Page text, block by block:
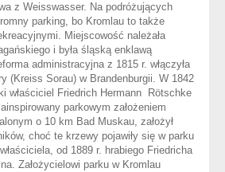
z Weisswasser. Na podróżujących
parking, bo Kromlau to także
Miejscowość należała
i była śląską enklawą
administracyjna z 1815 r. włączyła
(Kreiss Sorau) w Brandenburgii. W 1842
właściciel Friedrich Hermann Rötschke
parkowym założeniem
o 10 km Bad Muskau, założył
choć te krzewy pojawiły się w parku
od 1889 r. hrabiego Friedricha
Założycielowi parku w Kromlau